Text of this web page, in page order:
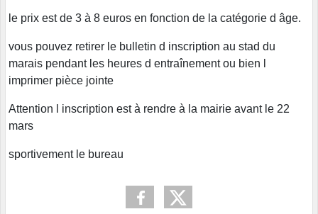
le prix est de 3 à 8 euros en fonction de la catégorie d âge.
vous pouvez retirer le bulletin d inscription au stad du
marais pendant les heures d entraînement ou bien l
imprimer pièce jointe
Attention l inscription est à rendre à la mairie avant le 22
mars
sportivement le bureau